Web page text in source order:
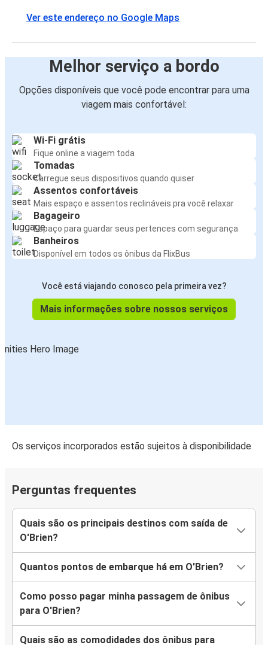
Ver este endereço no Google Maps
Melhor serviço a bordo
Opções disponíveis que você pode encontrar para uma
viagem mais confortável:
Wi-Fi grátis
Fique online a viagem toda
Tomadas
Carregue seus dispositivos quando quiser
Assentos confortáveis
Mais espaço e assentos reclináveis pra você relaxar
Bagageiro
Espaço para guardar seus pertences com segurança
Banheiros
Disponível em todos os ônibus da FlixBus
Você está viajando conosco pela primeira vez?
Mais informações sobre nossos serviços
Os serviços incorporados estão sujeitos à disponibilidade
Perguntas frequentes
Quais são os principais destinos com saída de
O'Brien?
Quantos pontos de embarque há em O'Brien?
Como posso pagar minha passagem de ônibus
para O'Brien?
Quais são as comodidades dos ônibus para